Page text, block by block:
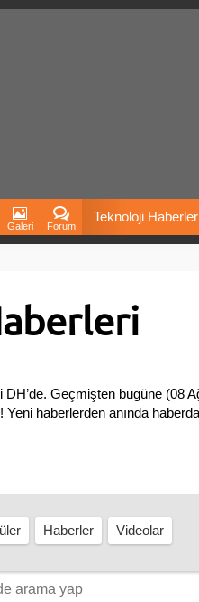
Galeri Forum
Teknoloji
Fiyatları
Geçmişten bugüne (08
Yeni haberlerden anında
Haberler Videolar